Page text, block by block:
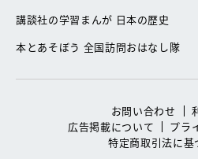
講談社の学習まんが 日本の歴史
本とあそぼう 全国訪問おはなし隊
お問い合わせ
広告掲載について
プラ
特定商取引法に基